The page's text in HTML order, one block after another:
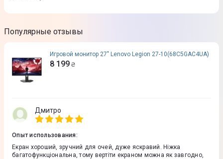
Популярные отзывы
Игровой монитор 27" Lenovo Legion 27-10(68C5GAC4UA)
8 199 ₴
Дмитро
Опыт использования:
Екран хороший, зручний для очей, дуже яскравий. Ніжка
багатофункціональна, тому вертіти екраном можна як завгодно,